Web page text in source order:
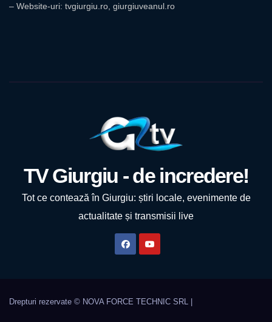
– Website-uri: tvgiurgiu.ro, giurgiuveanul.ro
TV Giurgiu - de incredere!
Tot ce contează în Giurgiu: știri locale, evenimente de
actualitate și transmisii live